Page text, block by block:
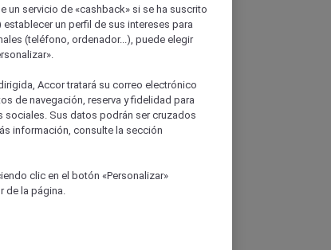
un servicio de «cashback» si se ha suscrito
un perfil de sus intereses para
(teléfono, ordenador...), puede elegir
Accor tratará su correo electrónico
de navegación, reserva y fidelidad para
Sus datos podrán ser cruzados
información, consulte la sección
clic en el botón «Personalizar»
de la página.